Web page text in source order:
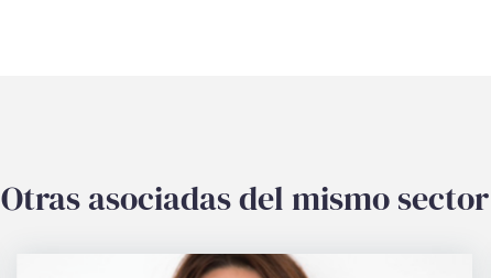
Otras asociadas del mismo sector